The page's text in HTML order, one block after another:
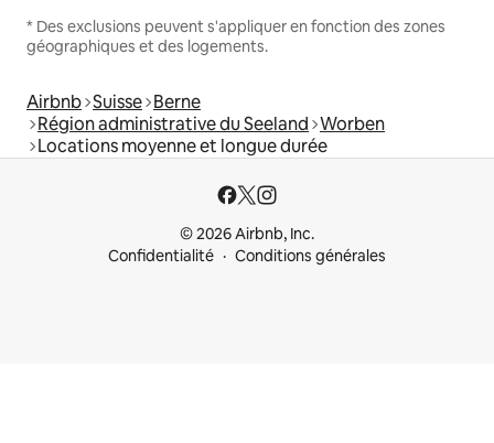
* Des exclusions peuvent s'appliquer en fonction des zones
géographiques et des logements.
Airbnb Suisse Berne
Région administrative du Seeland Worben
Locations moyenne et longue durée
© 2026 Airbnb, Inc.
Confidentialité
Conditions générales